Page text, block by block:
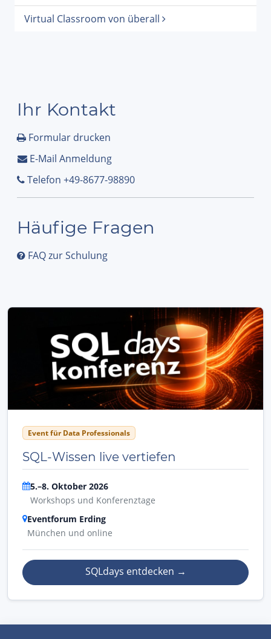
Virtual Classroom von überall
Ihr Kontakt
Formular drucken
E-Mail Anmeldung
Telefon +49-8677-98890
Häufige Fragen
FAQ zur Schulung
Event für Data Professionals
SQL-Wissen live vertiefen
5.–8. Oktober 2026
Workshops und Konferenztage
Eventforum Erding
München und online
SQLdays entdecken →